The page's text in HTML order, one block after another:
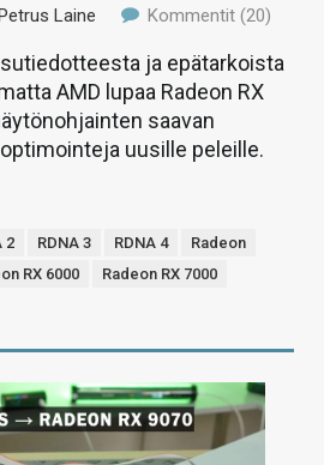
Laine Kommentit (20)
ja epätarkoista
AMD lupaa Radeon RX
saavan
uusille peleille.
2 RDNA 3 RDNA 4
Radeon
RX 6000
Radeon RX 7000